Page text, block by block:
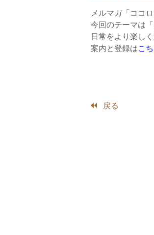
メルマガ「ココ
今回のテーマは
日常をより楽し
案内と登録はこ
戻る